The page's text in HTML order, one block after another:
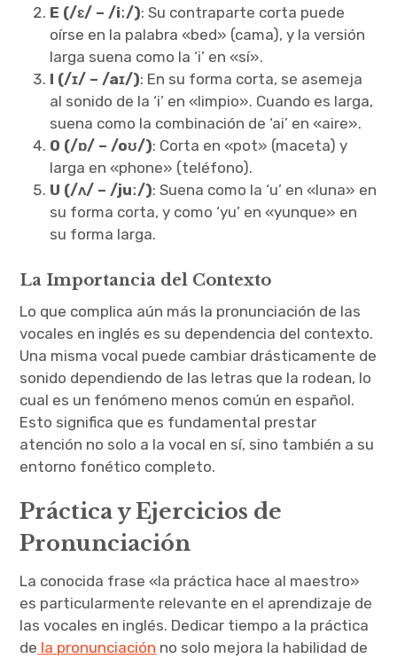
E (/ɛ/ – /iː/): Su contraparte corta puede
oírse en la palabra «bed» (cama), y la versión
larga suena como la ‘i’ en «sí».
I (/ɪ/ – /aɪ/): En su forma corta, se asemeja
al sonido de la ‘i’ en «limpio». Cuando es larga,
suena como la combinación de ‘ai’ en «aire».
O (/ɒ/ – /oʊ/): Corta en «pot» (maceta) y
larga en «phone» (teléfono).
U (/ʌ/ – /juː/): Suena como la ‘u’ en «luna» en
su forma corta, y como ‘yu’ en «yunque» en
su forma larga.
La Importancia del Contexto
Lo que complica aún más la pronunciación de las
vocales en inglés es su dependencia del contexto.
Una misma vocal puede cambiar drásticamente de
sonido dependiendo de las letras que la rodean, lo
cual es un fenómeno menos común en español.
Esto significa que es fundamental prestar
atención no solo a la vocal en sí, sino también a su
entorno fonético completo.
Práctica y Ejercicios de
Pronunciación
La conocida frase «la práctica hace al maestro»
es particularmente relevante en el aprendizaje de
las vocales en inglés. Dedicar tiempo a la práctica
de la pronunciación no solo mejora la habilidad de